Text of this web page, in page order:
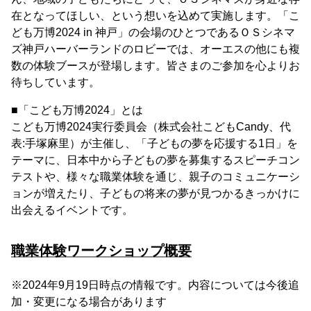
在となってほしい、という想いを込めて実施します。「こ
ども万博2024 in 神戸」の会場のひとつであるＯＳシネマ
ズ神戸ハーバーランドのロビーでは、オーエスの他にも複
数の体験ブースが登場します。皆さまのご参加を心よりお
待ちしています。
■「こども万博2024」とは
こども万博2024実行委員会（株式会社こどもCandy、代
表:手塚麻里）が主催し、「子どもの夢を応援する1日」を
テーマに、日本中から子どもの夢を募集するスピーチコン
テストや、様々な職業体験を通じ、親子のコミュニケーシ
ョンが増えたり、子どもの将来の夢が見つかるきっかけに
出会えるイベントです。
職業体験ワークショップ概要
※2024年9月19日時点の情報です。内容については今後追
加・変更になる場合があります